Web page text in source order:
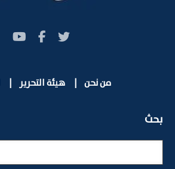
من نحن هيئة التحرير
بحث